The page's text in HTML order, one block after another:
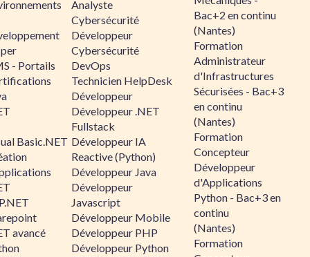
- Portails
Basic.NET
avancé
Analyste
Cybersécurité
Développeur
Cybersécurité
DevOps
Technicien HelpDesk
Développeur
Développeur .NET
Fullstack
Développeur IA
Reactive (Python)
Développeur Java
Développeur
Javascript
Développeur Mobile
Développeur PHP
Développeur Python
Bac+2 en continu
(Nantes)
Formation
Administrateur
d'Infrastructures
Sécurisées - Bac+3
en continu
(Nantes)
Formation
Concepteur
Développeur
d'Applications
Python - Bac+3 en
continu
(Nantes)
Formation